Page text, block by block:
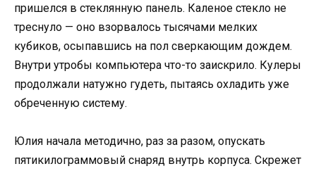
пришелся в стеклянную панель. Каленое стекло не
треснуло — оно взорвалось тысячами мелких
кубиков, осыпавшись на пол сверкающим дождем.
Внутри утробы компьютера что-то заискрило. Кулеры
продолжали натужно гудеть, пытаясь охладить уже
обреченную систему.
Юлия начала методично, раз за разом, опускать
пятикилограммовый снаряд внутрь корпуса. Скрежет